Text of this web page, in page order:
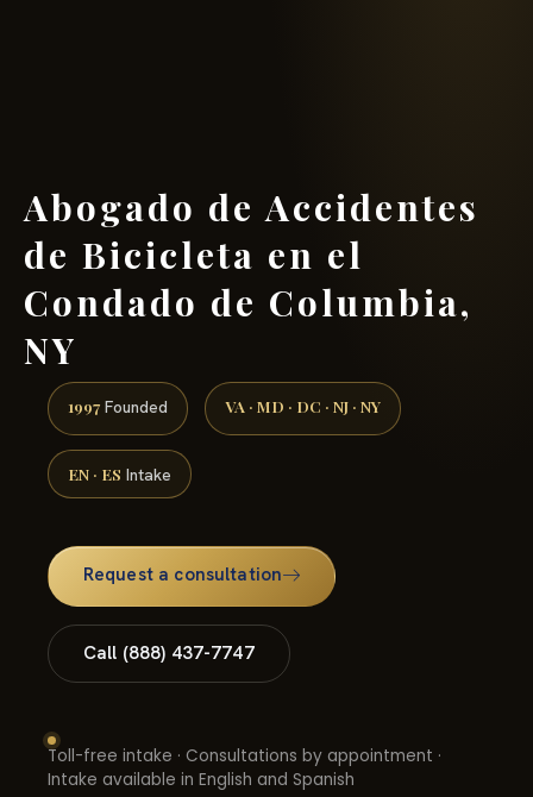
Abogado de Accidentes
de Bicicleta en el
Condado de Columbia,
NY
1997 Founded VA · MD · DC · NJ · NY
EN · ES Intake
Request a consultation
Call (888) 437-7747
Toll-free intake · Consultations by appointment ·
Intake available in English and Spanish